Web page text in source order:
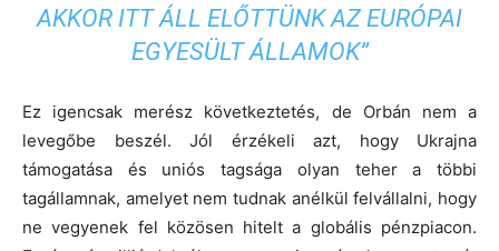
AKKOR ITT ÁLL ELŐTTÜNK AZ EURÓPAI
EGYESÜLT ÁLLAMOK”
Ez igencsak merész következtetés, de Orbán nem a
levegőbe beszél. Jól érzékeli azt, hogy Ukrajna
támogatása és uniós tagsága olyan teher a többi
tagállamnak, amelyet nem tudnak anélkül felvállalni, hogy
ne vegyenek fel közösen hitelt a globális pénzpiacon.